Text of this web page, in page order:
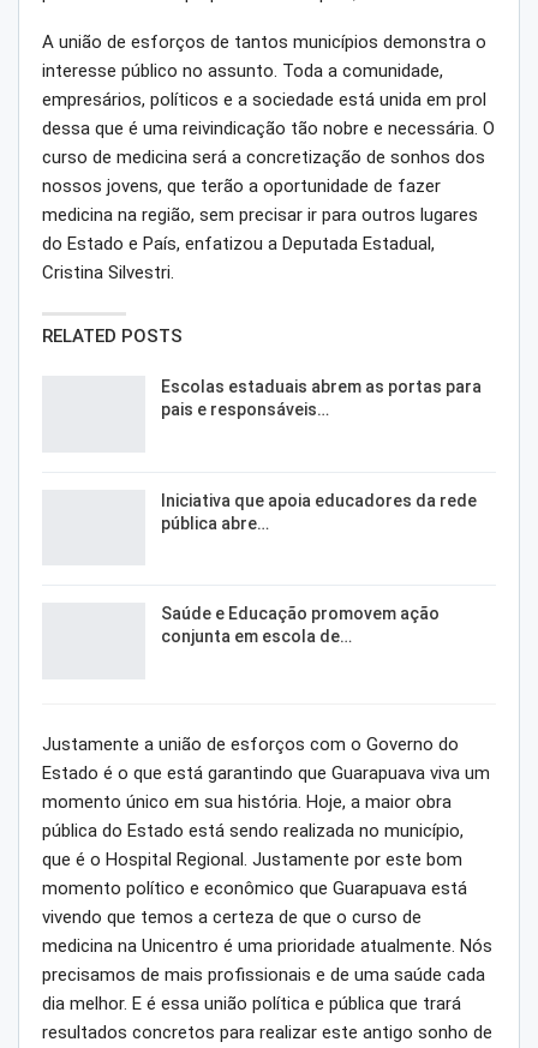
A união de esforços de tantos municípios demonstra o
interesse público no assunto. Toda a comunidade,
empresários, políticos e a sociedade está unida em prol
dessa que é uma reivindicação tão nobre e necessária. O
curso de medicina será a concretização de sonhos dos
nossos jovens, que terão a oportunidade de fazer
medicina na região, sem precisar ir para outros lugares
do Estado e País, enfatizou a Deputada Estadual,
Cristina Silvestri.
RELATED POSTS
Escolas estaduais abrem as portas para
pais e responsáveis…
Iniciativa que apoia educadores da rede
pública abre…
Saúde e Educação promovem ação
conjunta em escola de…
Justamente a união de esforços com o Governo do
Estado é o que está garantindo que Guarapuava viva um
momento único em sua história. Hoje, a maior obra
pública do Estado está sendo realizada no município,
que é o Hospital Regional. Justamente por este bom
momento político e econômico que Guarapuava está
vivendo que temos a certeza de que o curso de
medicina na Unicentro é uma prioridade atualmente. Nós
precisamos de mais profissionais e de uma saúde cada
dia melhor. E é essa união política e pública que trará
resultados concretos para realizar este antigo sonho de